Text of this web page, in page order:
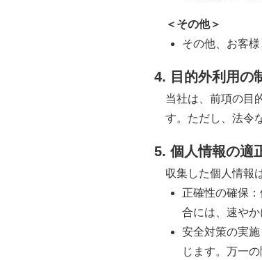
＜その他＞
その他、お客
4. 目的外利用の
当社は、前項の目
す。ただし、法令
5. 個人情報の適
収集した個人情報
正確性の確保
合には、速やか
安全対策の実
じます。万一